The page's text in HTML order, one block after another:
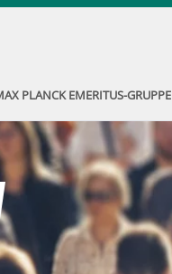
PLANCK EMERITUS-GRUPPE